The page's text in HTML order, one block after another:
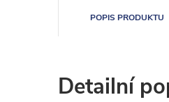
POPIS PRODUKTU
Detailní